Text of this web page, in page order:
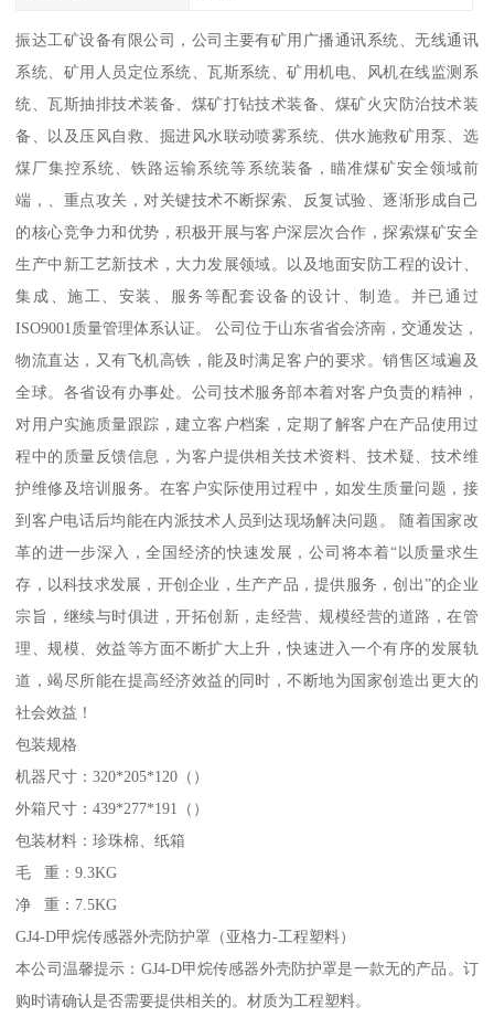
振达工矿设备有限公司，公司主要有矿用广播通讯系统、无线通讯
系统、矿用人员定位系统、瓦斯系统、矿用机电、风机在线监测系
统、瓦斯抽排技术装备、煤矿打钻技术装备、煤矿火灾防治技术装
备、以及压风自救、掘进风水联动喷雾系统、供水施救矿用泵、选
煤厂集控系统、铁路运输系统等系统装备，瞄准煤矿安全领域前
端，、重点攻关，对关键技术不断探索、反复试验、逐渐形成自己
的核心竞争力和优势，积极开展与客户深层次合作，探索煤矿安全
生产中新工艺新技术，大力发展领域。以及地面安防工程的设计、
集成、施工、安装、服务等配套设备的设计、制造。并已通过
ISO9001质量管理体系认证。 公司位于山东省省会济南，交通发达，
物流直达，又有飞机高铁，能及时满足客户的要求。销售区域遍及
全球。各省设有办事处。公司技术服务部本着对客户负责的精神，
对用户实施质量跟踪，建立客户档案，定期了解客户在产品使用过
程中的质量反馈信息，为客户提供相关技术资料、技术疑、技术维
护维修及培训服务。在客户实际使用过程中，如发生质量问题，接
到客户电话后均能在内派技术人员到达现场解决问题。 随着国家改
革的进一步深入，全国经济的快速发展，公司将本着“以质量求生
存，以科技求发展，开创企业，生产产品，提供服务，创出”的企业
宗旨，继续与时俱进，开拓创新，走经营、规模经营的道路，在管
理、规模、效益等方面不断扩大上升，快速进入一个有序的发展轨
道，竭尽所能在提高经济效益的同时，不断地为国家创造出更大的
社会效益！
包装规格
机器尺寸：320*205*120（）
外箱尺寸：439*277*191（）
包装材料：珍珠棉、纸箱
毛 重：9.3KG
净 重：7.5KG
GJ4-D甲烷传感器外壳防护罩（亚格力-工程塑料）
本公司温馨提示：GJ4-D甲烷传感器外壳防护罩是一款无的产品。订
购时请确认是否需要提供相关的。材质为工程塑料。